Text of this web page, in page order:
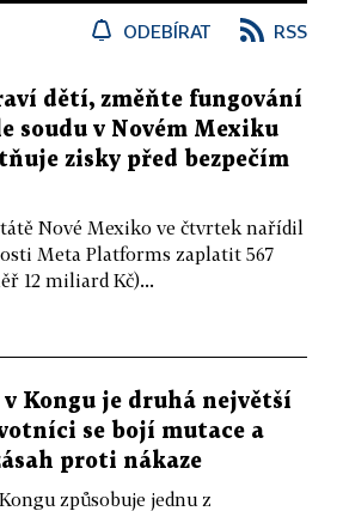
ODEBÍRAT RSS
dětí, změňte fungování
soudu v Novém Mexiku
zisky před bezpečím
Nové Mexiko ve čtvrtek nařídil
Meta Platforms zaplatit 567
12 miliard Kč)...
Kongu je druhá největší
se bojí mutace a
proti nákaze
způsobuje jednu z